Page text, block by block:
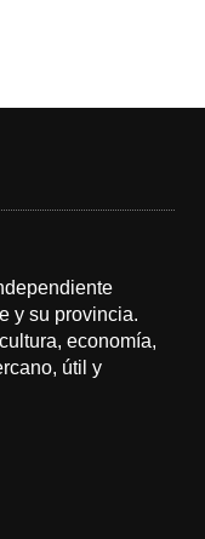
y su provincia.
economía,
útil y